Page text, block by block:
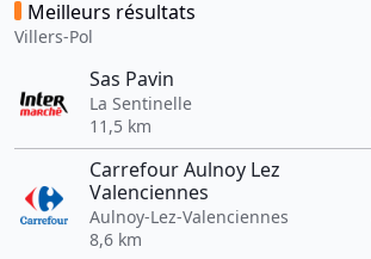
Meilleurs résultats
Villers-Pol
Sas Pavin
La Sentinelle
11,5 km
Carrefour Aulnoy Lez
Valenciennes
Aulnoy-Lez-Valenciennes
8,6 km